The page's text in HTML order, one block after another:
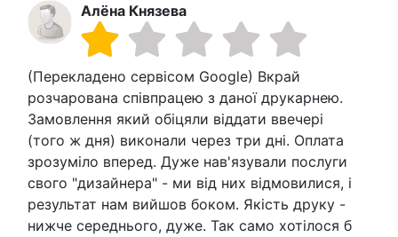
Алёна Князева
(Перекладено сервісом Google) Вкрай
розчарована співпрацею з даної друкарнею.
Замовлення який обіцяли віддати ввечері
(того ж дня) виконали через три дні. Оплата
зрозуміло вперед. Дуже нав'язували послуги
свого "дизайнера" ​​- ми від них відмовилися, і
результат нам вийшов боком. Якість друку -
нижче середнього, дуже. Так само хотілося б